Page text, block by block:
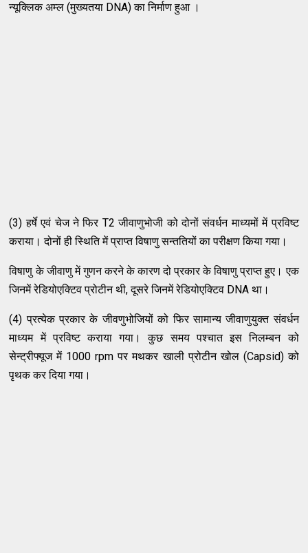
न्यूक्लिक अम्ल (मुख्यतया DNA) का निर्माण हुआ ।
(3) हर्षे एवं चेज ने फिर T2 जीवाणुभोजी को दोनों संवर्धन माध्यमों में प्रविष्ट
कराया। दोनों ही स्थिति में प्राप्त विषाणु सन्ततियों का परीक्षण किया गया।
विषाणु के जीवाणु में गुणन करने के कारण दो प्रकार के विषाणु प्राप्त हुए। एक
जिनमें रेडियोएक्टिव प्रोटीन थी, दूसरे जिनमें रेडियोएक्टिव DNA था।
(4) प्रत्येक प्रकार के जीवणुभोजियों को फिर सामान्य जीवाणुयुक्त संवर्धन
माध्यम में प्रविष्ट कराया गया। कुछ समय पश्चात इस निलम्बन को
सेन्ट्रीफ्यूज में 1000 rpm पर मथकर खाली प्रोटीन खोल (Capsid) को
पृथक कर दिया गया।